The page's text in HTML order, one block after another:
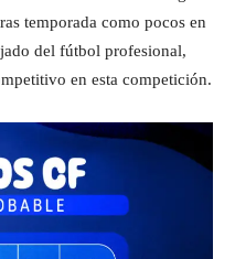
temporada como pocos en
del fútbol profesional,
en esta competición.